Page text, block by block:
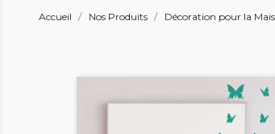
Accueil Nos Produits Décoration pour la